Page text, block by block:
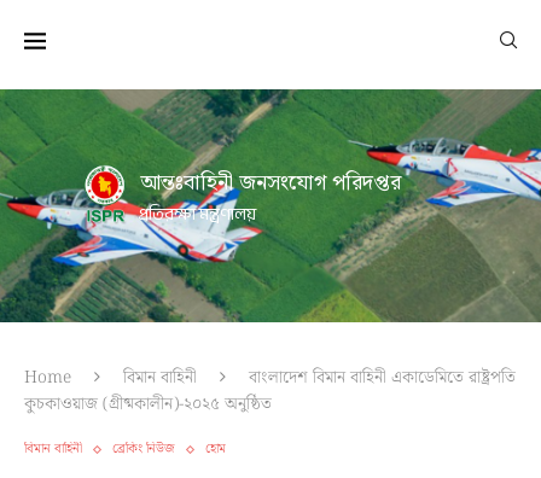
আন্তঃবাহিনী জনসংযোগ পরিদপ্তর
প্রতিরক্ষা মন্ত্রণালয়
Home বিমান বাহিনী
বাংলাদেশ বিমান বাহিনী একাডেমিতে রাষ্ট্রপতি
কুচকাওয়াজ (গ্রীষ্মকালীন)-২০২৫ অনুষ্ঠিত
বিমান বাহিনী ব্রেকিং নিউজ হোম